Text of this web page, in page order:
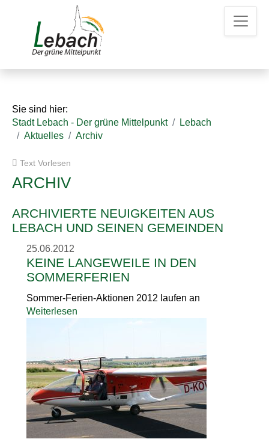
u
h
K
Sie sind hier:
Stadt Lebach - Der grüne Mittelpunkt
Lebach
Aktuelles
Archiv
Text Vorlesen
ARCHIV
ARCHIVIERTE NEUIGKEITEN AUS
LEBACH UND SEINEN GEMEINDEN
25.06.2012
KEINE LANGEWEILE IN DEN
SOMMERFERIEN
Sommer-Ferien-Aktionen 2012 laufen an
Weiterlesen